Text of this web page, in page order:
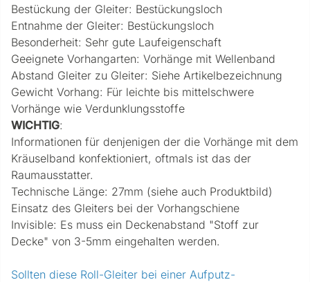
Bestückung der Gleiter: Bestückungsloch
Entnahme der Gleiter: Bestückungsloch
Besonderheit: Sehr gute Laufeigenschaft
Geeignete Vorhangarten: Vorhänge mit Wellenband
Abstand Gleiter zu Gleiter: Siehe Artikelbezeichnung
Gewicht Vorhang: Für leichte bis mittelschwere
Vorhänge wie Verdunklungsstoffe
WICHTIG:
Informationen für denjenigen der die Vorhänge mit dem
Kräuselband konfektioniert, oftmals ist das der
Raumausstatter.
Technische Länge: 27mm (siehe auch Produktbild)
Einsatz des Gleiters bei der Vorhangschiene
Invisible: Es muss ein Deckenabstand "Stoff zur
Decke" von 3-5mm eingehalten werden.
Sollten diese Roll-Gleiter bei einer Aufputz-